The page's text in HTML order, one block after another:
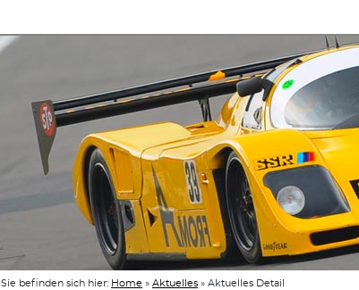
Sie befinden sich hier: Home » Aktuelles » Aktuelles Detail